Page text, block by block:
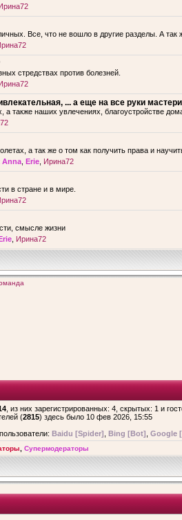
Все, что не вошло в другие разделы. А так
стредствах против болезней.
... а еще на все руки
а также наших увлечениях, благоустройстве
а так же о том как получить права и
Anna Erie Ирина72
в стране и в мире.
смысле жизни
Ирина72
, из них зарегистрированных: 4, скрытых: 1 и
(2815) здесь было 10 фев 2026, 15:55
Baidu [Spider] Bing [Bot] Google
Супермодераторы